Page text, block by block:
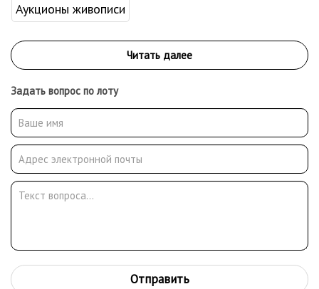
Аукционы живописи
Задать вопрос по лоту
Отправить